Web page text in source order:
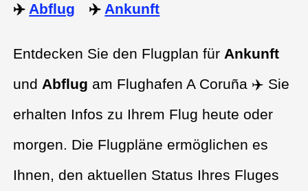
✈️ Abflug ✈️ Ankunft
Entdecken Sie den Flugplan für Ankunft
und Abflug am Flughafen A Coruña ✈️ Sie
erhalten Infos zu Ihrem Flug heute oder
morgen. Die Flugpläne ermöglichen es
Ihnen, den aktuellen Status Ihres Fluges